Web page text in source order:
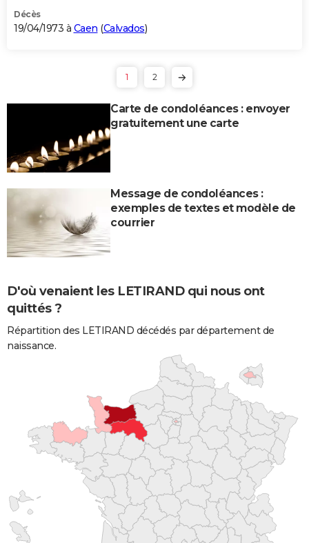
Décès
19/04/1973 à Caen (Calvados)
1 2
Carte de condoléances : envoyer
gratuitement une carte
Message de condoléances :
exemples de textes et modèle de
courrier
D'où venaient les LETIRAND qui nous ont
quittés ?
Répartition des LETIRAND décédés par département de
naissance.